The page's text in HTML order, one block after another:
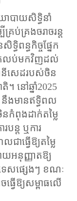
ោបាយសិទ្ធិនាំ
គ្រងចរាចរន្ត
ធិពន្ធកិច្ចផ្នែក
រលប់មកវិញដល់
ានីសេដរបស់ចិន
តិ។ នៅឆ្នាំ2025
នឹងមានឥទ្ធិពល
ពុងដាក់តម្លៃ
ន្ត ឬការ
ាធ្វើឱ្យតម្លៃ
អនុញ្ញាតឱ្យ
េសផ្សេងៗ ខណៈ
វើឱ្យសម្ពាធលើ